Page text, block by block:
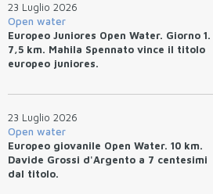
23 Luglio 2026
Open water
Europeo Juniores Open Water. Giorno 1.
7,5 km. Mahila Spennato vince il titolo
europeo juniores.
23 Luglio 2026
Open water
Europeo giovanile Open Water. 10 km.
Davide Grossi d'Argento a 7 centesimi
dal titolo.